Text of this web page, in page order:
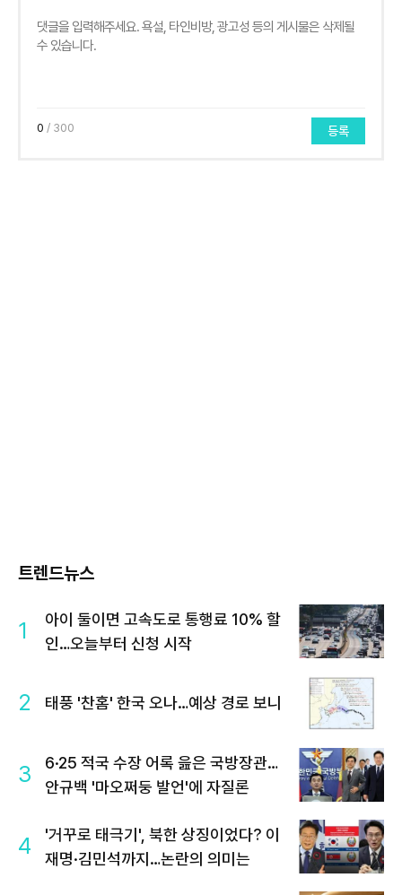
0 / 300 등록
트렌드뉴스
1
아이 둘이면 고속도로 통행료 10% 할
인…오늘부터 신청 시작
2 태풍 '찬홈' 한국 오나…예상 경로 보니
3
6·25 적국 수장 어록 읊은 국방장관…
안규백 '마오쩌둥 발언'에 자질론
4
'거꾸로 태극기', 북한 상징이었다? 이
재명·김민석까지…논란의 의미는